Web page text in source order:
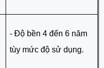
- Độ bền 4 đến 6 năm
tùy mức độ sử dụng.